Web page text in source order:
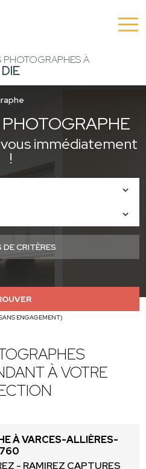
PHOTOGRAPHES À
DIE
immédiatement
!
DE CRITÈRES
ENGAGEMENT)
À VOTRE
À VARCES-ALLIÈRES-
- RAMIREZ CAPTURES